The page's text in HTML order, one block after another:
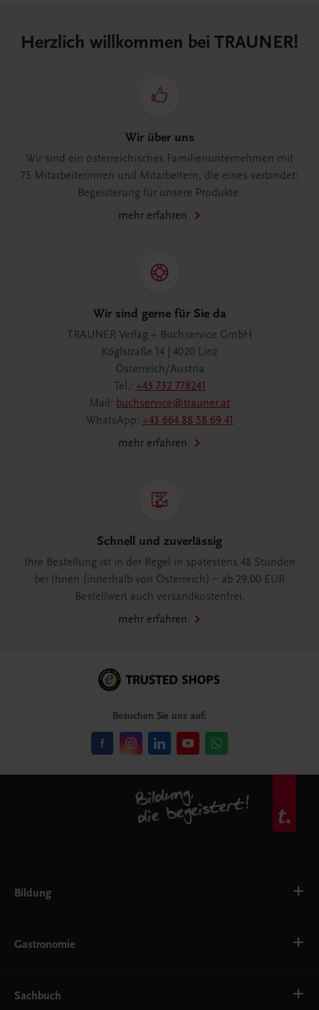
Herzlich willkommen bei TRAUNER!
Wir über uns
Wir sind ein österreichisches Familienunternehmen mit
75 Mitarbeiterinnen und Mitarbeitern, die eines verbindet:
Begeisterung für unsere Produkte.
mehr erfahren
Wir sind gerne für Sie da
TRAUNER Verlag + Buchservice GmbH
Köglstraße 14 | 4020 Linz
Österreich/Austria
Tel.: +43 732 778241
Mail: buchservice@trauner.at
WhatsApp: +43 664 88 58 69 41
mehr erfahren
Schnell und zuverlässig
Ihre Bestellung ist in der Regel in spätestens 48 Stunden
bei Ihnen (innerhalb von Österreich) – ab 29,00 EUR
Bestellwert auch versandkostenfrei.
mehr erfahren
Besuchen Sie uns auf:
Bildung
AHS
EWF/ZWF
FW
Gastronomie
Getränke
Sachbuch